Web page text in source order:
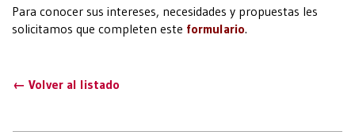
Para conocer sus intereses, necesidades y propuestas les
solicitamos que completen este formulario.
← Volver al listado